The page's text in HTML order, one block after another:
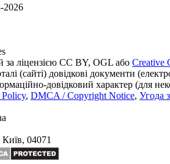
за ліцензією CC BY, OGL або Creative
(сайті) довідкові документи
довідковий характер (для
, DMCA / Copyright Notice, Угода
04071